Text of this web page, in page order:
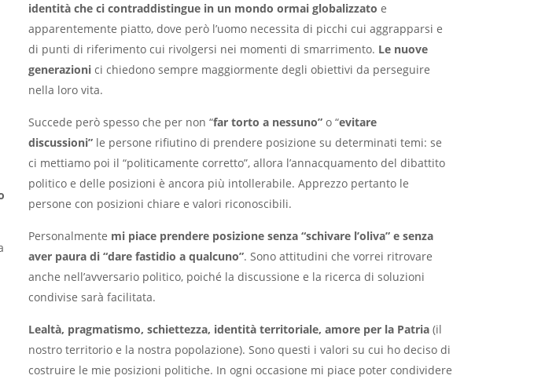
identità che ci contraddistingue in un mondo ormai globalizzato e
apparentemente piatto, dove però l’uomo necessita di picchi cui aggrapparsi e
di punti di riferimento cui rivolgersi nei momenti di smarrimento. Le nuove
generazioni ci chiedono sempre maggiormente degli obiettivi da perseguire
nella loro vita.
Succede però spesso che per non “far torto a nessuno” o “evitare
discussioni” le persone rifiutino di prendere posizione su determinati temi: se
ci mettiamo poi il “politicamente corretto”, allora l’annacquamento del dibattito
politico e delle posizioni è ancora più intollerabile. Apprezzo pertanto le
persone con posizioni chiare e valori riconoscibili.
Personalmente mi piace prendere posizione senza “schivare l’oliva” e senza
aver paura di “dare fastidio a qualcuno”. Sono attitudini che vorrei ritrovare
anche nell’avversario politico, poiché la discussione e la ricerca di soluzioni
condivise sarà facilitata.
Lealtà, pragmatismo, schiettezza, identità territoriale, amore per la Patria (il
nostro territorio e la nostra popolazione). Sono questi i valori su cui ho deciso di
costruire le mie posizioni politiche. In ogni occasione mi piace poter condividere